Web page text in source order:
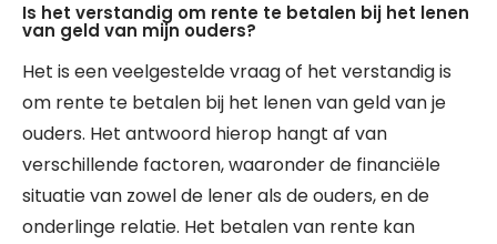
Is het verstandig om rente te betalen bij het lenen
van geld van mijn ouders?
Het is een veelgestelde vraag of het verstandig is
om rente te betalen bij het lenen van geld van je
ouders. Het antwoord hierop hangt af van
verschillende factoren, waaronder de financiële
situatie van zowel de lener als de ouders, en de
onderlinge relatie. Het betalen van rente kan